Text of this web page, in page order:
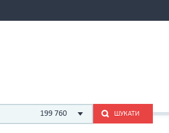
199 760 ШУКАТИ